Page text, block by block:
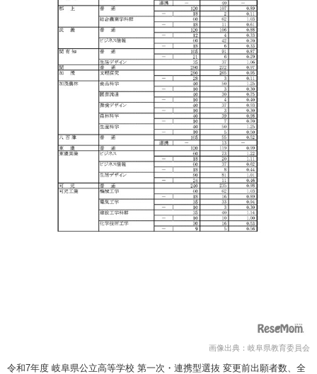
画像出典：岐阜県教育委員会
令和7年度 岐阜県公立高等学校 第一次・連携型選抜 変更前出願者数、全